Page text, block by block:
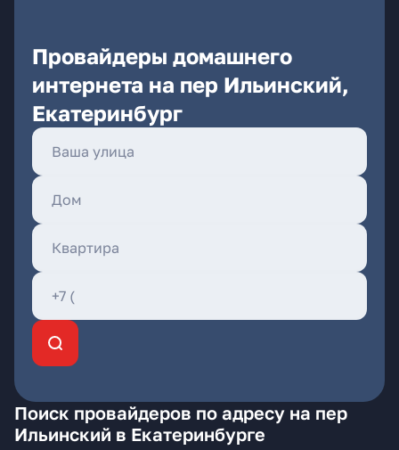
Провайдеры домашнего
интернета на пер Ильинский,
Екатеринбург
Поиск провайдеров по адресу на пер
Ильинский в Екатеринбурге